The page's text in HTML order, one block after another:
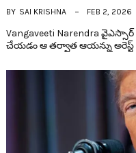
BY SAI KRISHNA FEB 2, 2026
Vangaveeti Narendra
చేయడం ఆ త‌ర్వాత ఆయ‌న్ను అరెస్ట్